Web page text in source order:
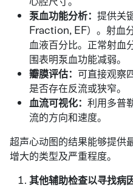
泵血功能分析： 提供关
Fraction, EF）。射血
血液百分比。正常射
围表明泵血功能减弱。
瓣膜评估： 可直接观察
是否存在反流或狭窄。
血流可视化： 利用多普
流的方向和速度。
超声心动图的结果能够提供
增大的类型及严重程度。
其他辅助检查以寻找病